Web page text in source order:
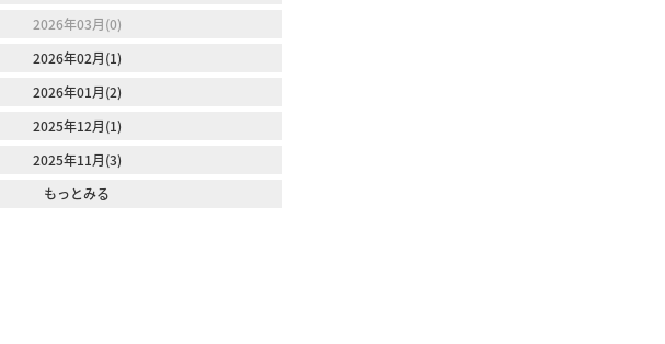
2026年03月(0)
2026年02月(1)
2026年01月(2)
2025年12月(1)
2025年11月(3)
もっとみる